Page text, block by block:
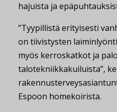
hajuista ja
”Tyypillistä erityisesti
on tiivistysten
myös kerroskatkot ja
talotekniikkakuiluista”,
Espoon homekoirista.